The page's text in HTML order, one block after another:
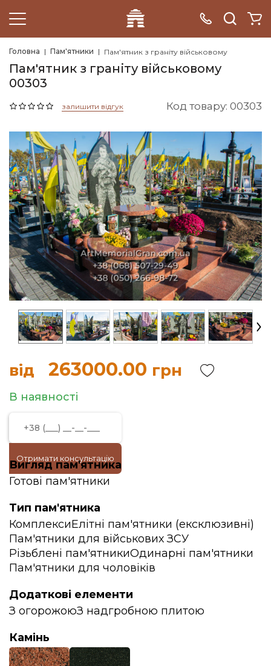
Головна Пам'ятники Пам'ятник з граніту військовому
Пам'ятник з граніту військовому
00303
залишити відгук Код товару: 00303
від 263000.00 грн
В наявності
Отримати консультацію
Вигляд пам'ятника
Готові пам'ятники
Тип пам'ятника
КомплексиЕлітні пам'ятники (ексклюзивні)
Пам'ятники для військових ЗСУ
Різьблені пам'ятникиОдинарні пам'ятники
Пам'ятники для чоловіків
Додаткові елементи
З огорожоюЗ надгробною плитою
Камінь